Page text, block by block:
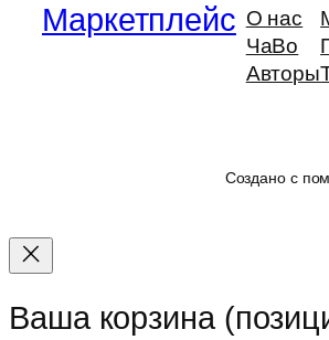
Маркетплейс О нас
ЧаВо
Авторы
Создано с
Ваша корзина